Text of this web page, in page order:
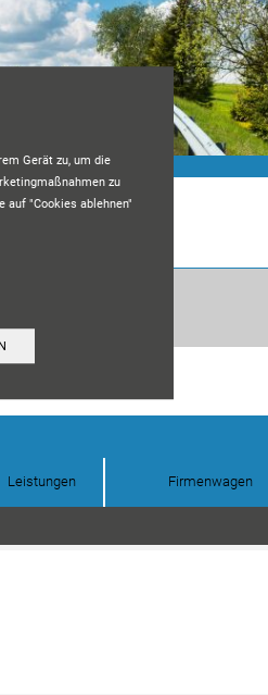
Gerät zu, um die
zu
auf "Cookies ablehnen"
Leistungen Firmenwagen